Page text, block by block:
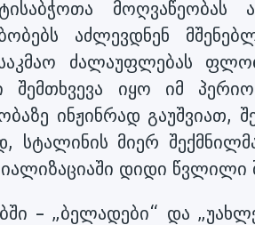
მოღვაწეობას
აძლევდნენ
ძალაუფლებას
შემთხვევა იყო იმ
ინჟინრად გაუშვიათ,
სტალინის მიერ
დიდი წვლილი
– „ბელადები“ და